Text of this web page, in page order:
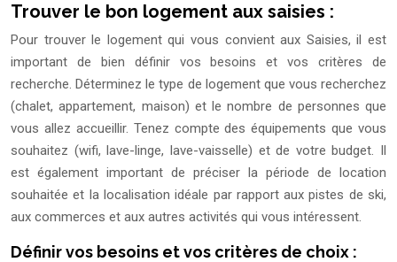
Trouver le bon logement aux saisies :
Pour trouver le logement qui vous convient aux Saisies, il est
important de bien définir vos besoins et vos critères de
recherche. Déterminez le type de logement que vous recherchez
(chalet, appartement, maison) et le nombre de personnes que
vous allez accueillir. Tenez compte des équipements que vous
souhaitez (wifi, lave-linge, lave-vaisselle) et de votre budget. Il
est également important de préciser la période de location
souhaitée et la localisation idéale par rapport aux pistes de ski,
aux commerces et aux autres activités qui vous intéressent.
Définir vos besoins et vos critères de choix :